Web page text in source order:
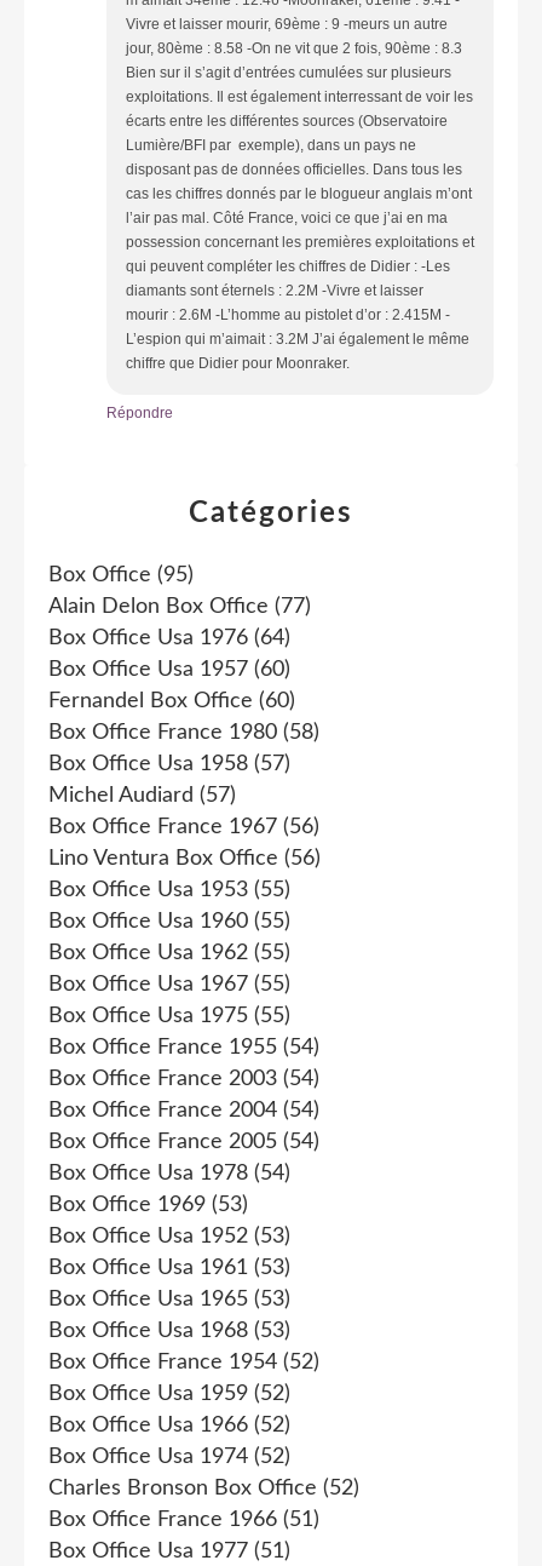
Vivre et laisser mourir, 69ème : 9 -meurs un autre
jour, 80ème : 8.58 -On ne vit que 2 fois, 90ème : 8.3
Bien sur il s’agit d’entrées cumulées sur plusieurs
exploitations. Il est également interressant de voir les
écarts entre les différentes sources (Observatoire
Lumière/BFI par exemple), dans un pays ne
disposant pas de données officielles. Dans tous les
cas les chiffres donnés par le blogueur anglais m’ont
l’air pas mal. Côté France, voici ce que j’ai en ma
possession concernant les premières exploitations et
qui peuvent compléter les chiffres de Didier : -Les
diamants sont éternels : 2.2M -Vivre et laisser
mourir : 2.6M -L’homme au pistolet d’or : 2.415M -
L’espion qui m’aimait : 3.2M J’ai également le même
chiffre que Didier pour Moonraker.
Répondre
Catégories
Box Office (95)
Alain Delon Box Office (77)
Box Office Usa 1976 (64)
Box Office Usa 1957 (60)
Fernandel Box Office (60)
Box Office France 1980 (58)
Box Office Usa 1958 (57)
Michel Audiard (57)
Box Office France 1967 (56)
Lino Ventura Box Office (56)
Box Office Usa 1953 (55)
Box Office Usa 1960 (55)
Box Office Usa 1962 (55)
Box Office Usa 1967 (55)
Box Office Usa 1975 (55)
Box Office France 1955 (54)
Box Office France 2003 (54)
Box Office France 2004 (54)
Box Office France 2005 (54)
Box Office Usa 1978 (54)
Box Office 1969 (53)
Box Office Usa 1952 (53)
Box Office Usa 1961 (53)
Box Office Usa 1965 (53)
Box Office Usa 1968 (53)
Box Office France 1954 (52)
Box Office Usa 1959 (52)
Box Office Usa 1966 (52)
Box Office Usa 1974 (52)
Charles Bronson Box Office (52)
Box Office France 1966 (51)
Box Office Usa 1977 (51)